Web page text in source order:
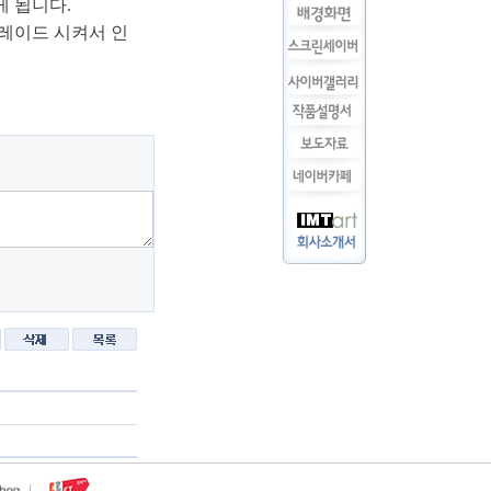
됩니다.
이드 시켜서 인